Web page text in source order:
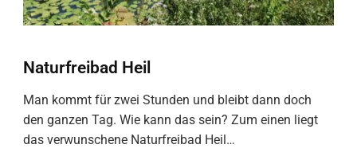
Naturfreibad Heil
Man kommt für zwei Stunden und bleibt dann doch
den ganzen Tag. Wie kann das sein? Zum einen liegt
das verwunschene Naturfreibad Heil…